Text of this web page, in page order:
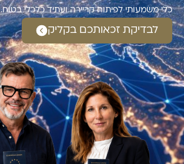
כלי משמעותי לפיתוח קריירה ועתיד כלכלי בטוח.
לבדיקת זכאותכם בקליק